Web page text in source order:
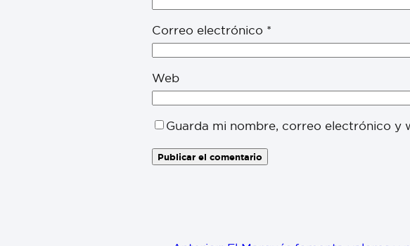
Correo electrónico *
Web
Guarda mi nombre, correo electrónico y